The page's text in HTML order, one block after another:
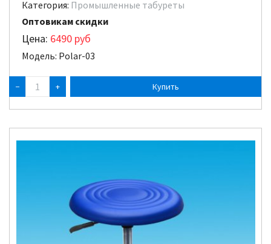
Категория: Промышленные табуреты
Оптовикам скидки
Цена: 6490 руб
Модель: Polar-03
− +